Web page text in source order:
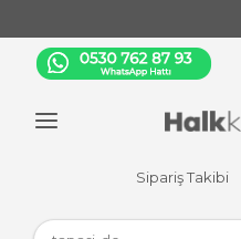
Sipariş Takibi